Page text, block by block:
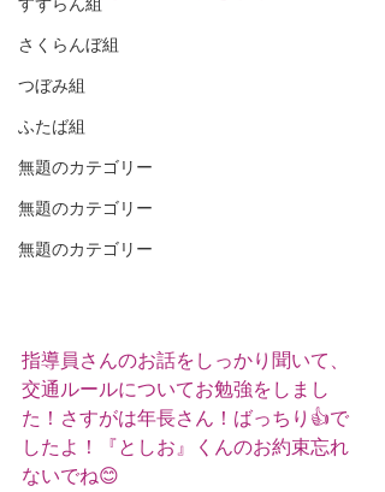
さくらんぼ組
つぼみ組
ふたば組
無題のカテゴリー
無題のカテゴリー
無題のカテゴリー
指導員さんのお話をしっかり聞いて、
交通ルールについてお勉強をしまし
た！さすがは年長さん！ばっちり👍で
したよ！『としお』くんのお約束忘れ
ないでね😊